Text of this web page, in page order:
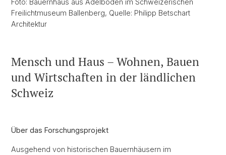
Freilichtmuseum Ballenberg, Quelle: Philipp Betschart
Architektur
Mensch und Haus – Wohnen, Bauen
und Wirtschaften in der ländlichen
Schweiz
Über das Forschungsprojekt
Ausgehend von historischen Bauernhäusern im